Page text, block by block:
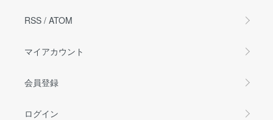
RSS / ATOM
マイアカウント
会員登録
ログイン